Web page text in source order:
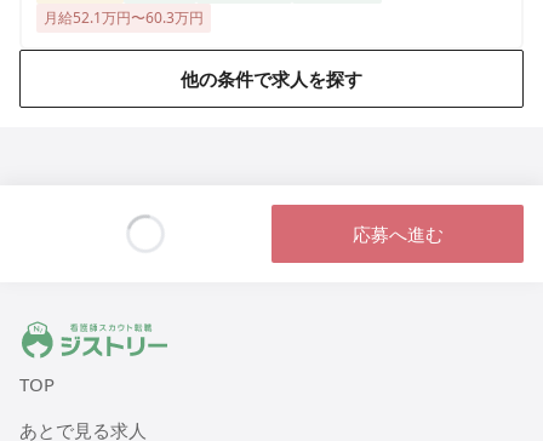
オペ室看護師募集！【有給消化率100%★産休・育休後
溢れる急性期病院です♪
《非常勤週3日〜》地域包括ケア病棟【有給消化率
100%★産休・育休後の復職率100％★残業ほぼなし】
スタッフが明るく活気溢れる急性期病院です♪
正看護師 正社員（常勤）
《日勤のみ》急性期病棟【有給消化率100%★産休・育
活気溢れる急性期病院です♪
月給52.1万円〜60.3万円
他の条件で求人を探す
応募へ進む
ジストリー 看護師の転職マッチング
TOP
あとで見る求人